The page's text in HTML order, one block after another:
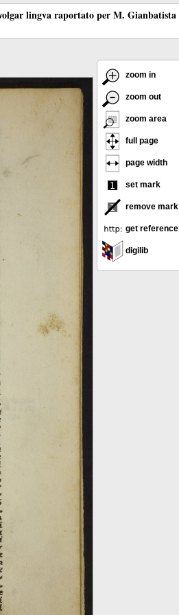
lingva raportato per M. Gianbatista
zoom in
zoom out
zoom area
full page
page width
set mark
remove mark
get reference
digilib